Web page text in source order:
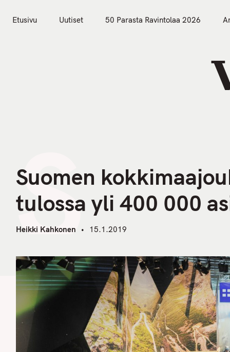
Etusivu Uutiset 50 Parasta Ravintolaa 2026
S
Suomen
tulossa yli 400 000
Heikki Kahkonen 15.1.2019